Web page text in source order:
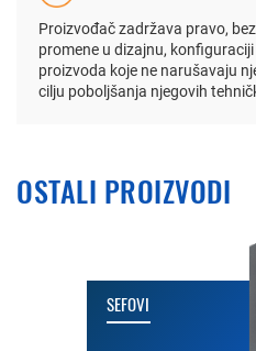
Proizvođač zadržava pravo,
promene u dizajnu,
proizvoda koje ne narušavaju
cilju poboljšanja njegovih
OSTALI PROIZVODI
SEFOVI